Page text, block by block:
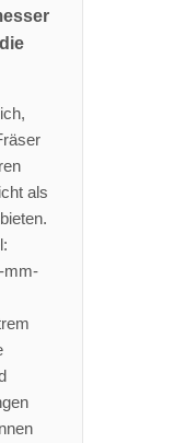
als
mm-